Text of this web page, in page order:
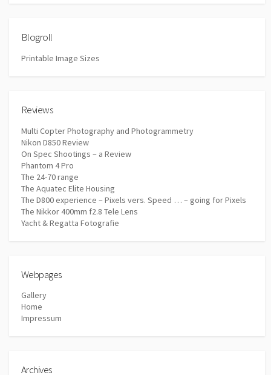
Blogroll
Printable Image Sizes
Reviews
Multi Copter Photography and Photogrammetry
Nikon D850 Review
On Spec Shootings – a Review
Phantom 4 Pro
The 24-70 range
The Aquatec Elite Housing
The D800 experience – Pixels vers. Speed … – going for Pixels
The Nikkor 400mm f2.8 Tele Lens
Yacht & Regatta Fotografie
Webpages
Gallery
Home
Impressum
Archives